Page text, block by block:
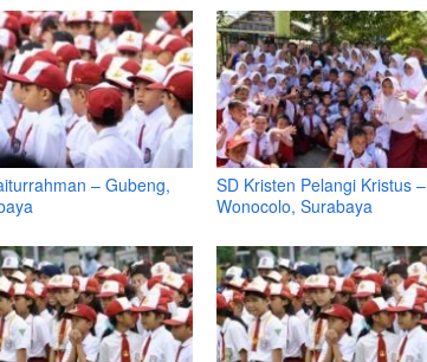
– Gubeng,
SD Kristen Pelangi Kristus –
Wonocolo, Surabaya